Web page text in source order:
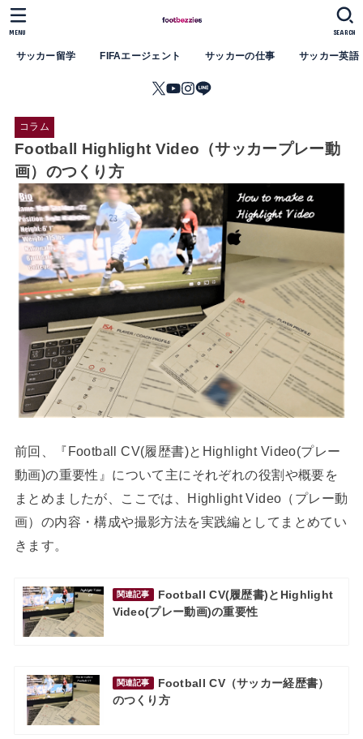
サッカー留学 FIFAエージェント サッカーの仕事 サッカー英語
SEARCH
MENU
コラム
Football Highlight Video（サッカープレー動
画）のつくり方
前回、『Football CV(履歴書)とHighlight Video(プレー
動画)の重要性』について主にそれぞれの役割や概要を
まとめましたが、ここでは、Highlight Video（プレー動
画）の内容・構成や撮影方法を実践編としてまとめてい
きます。
関連記事
Football CV(履歴書)とHighlight
Video(プレー動画)の重要性
関連記事
Football CV（サッカー経歴書）
のつくり方